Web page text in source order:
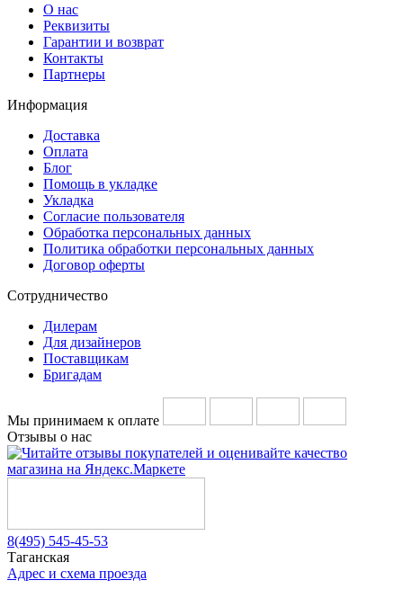
О нас
Реквизиты
Гарантии и возврат
Контакты
Партнеры
Информация
Доставка
Оплата
Блог
Помощь в укладке
Укладка
Согласие пользователя
Обработка персональных данных
Политика обработки персональных данных
Договор оферты
Сотрудничество
Дилерам
Для дизайнеров
Поставщикам
Бригадам
Мы принимаем к оплате
Отзывы о нас
8(495) 545-45-53
Таганская
Адрес и схема проезда